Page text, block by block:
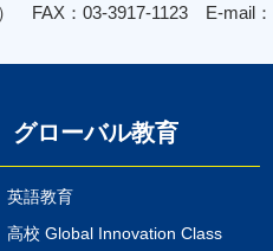
FAX：03-3917-1123 E-mail：
グローバル教育
英語教育
高校 Global Innovation Class